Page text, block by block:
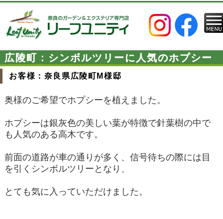
広陵町：シンボルツリーに人気のホプシー
お客様：奈良県広陵町M様邸
奥様のご希望でホプシーを植えました。
ホプシーは銀灰色の美しい葉が特徴で針葉樹の中で
も人気のある高木です。
前面の道路が車の通りが多く、信号待ちの際には目
を引くシンボルツリーとなり、
とても気に入っていただけました。